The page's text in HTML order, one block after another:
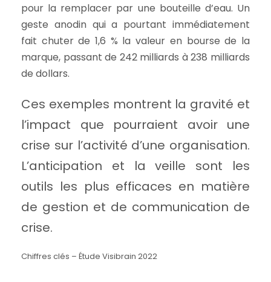
pour la remplacer par une bouteille d’eau. Un
geste anodin qui a pourtant immédiatement
fait chuter de 1,6 % la valeur en bourse de la
marque, passant de 242 milliards à 238 milliards
de dollars.
Ces exemples montrent la gravité et
l’impact que pourraient avoir une
crise sur l’activité d’une organisation.
L’anticipation et la veille sont les
outils les plus efficaces en matière
de gestion et de communication de
crise.
Chiffres clés – Étude Visibrain 2022